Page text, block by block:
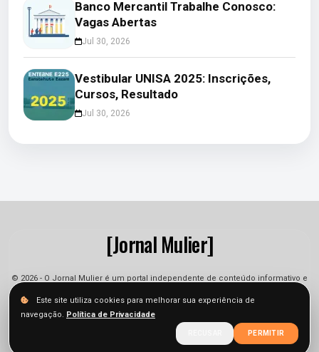
Banco Mercantil Trabalhe Conosco:
Vagas Abertas
Jul 30, 2026
Vestibular UNISA 2025: Inscrições,
Cursos, Resultado
Jul 30, 2026
[Jornal Mulier]
© 2026 - O Jornal Mulier é um portal independente de conteúdo informativo e
jornalístico. As informações podem sofrer alterações.
Privacidade
Este site utiliza cookies para melhorar sua experiência de
navegação. Política de Privacidade
PERMITIR